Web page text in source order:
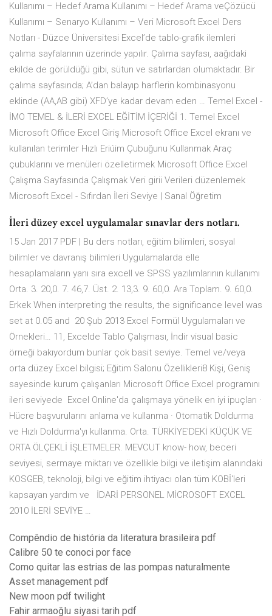
Kullanımı – Hedef Arama Kullanımı – Hedef Arama veÇözücü
Kullanımı – Senaryo Kullanımı – Veri Microsoft Excel Ders
Notları - Düzce Üniversitesi Excel’de tablo-grafik ilemleri
çalıma sayfalarının üzerinde yapılır. Çalıma sayfası, aağıdaki
ekilde de görüldüğü gibi, sütun ve satırlardan olumaktadır. Bir
çalıma sayfasında; A’dan balayıp harflerin kombinasyonu
eklinde (AA,AB gibi) XFD’ye kadar devam eden … Temel Excel -
İMO TEMEL & İLERİ EXCEL EĞİTİM İÇERİĞİ 1. Temel Excel
Microsoft Office Excel Giriş Microsoft Office Excel ekranı ve
kullanılan terimler Hızlı Eriúim Çubuğunu Kullanmak Araç
çubuklarını ve menüleri özelletirmek Microsoft Office Excel
Çalışma Sayfasında Çalışmak Veri girii Verileri düzenlemek
Microsoft Excel - Sıfırdan İleri Seviye | Sanal Öğretim
İleri düzey excel uygulamalar sınavlar ders notları.
15 Jan 2017 PDF | Bu ders notları, eğitim bilimleri, sosyal
bilimler ve davranış bilimleri Uygulamalarda elle
hesaplamaların yanı sıra excell ve SPSS yazılımlarının kullanımı
Orta. 3. 20,0. 7. 46,7. Üst. 2. 13,3. 9. 60,0. Ara Toplam. 9. 60,0.
Erkek When interpreting the results, the significance level was
set at 0.05 and 20 Şub 2013 Excel Formül Uygulamaları ve
Örnekleri… 11, Excelde Tablo Çalışması, İndir visual basic
örneği bakıyordum bunlar çok basit seviye. Temel ve/veya
orta düzey Excel bilgisi; Eğitim Salonu Özellikleri8 Kişi, Geniş
sayesinde kurum çalışanları Microsoft Office Excel programını
ileri seviyede Excel Online'da çalışmaya yönelik en iyi ipuçları ·
Hücre başvurularını anlama ve kullanma · Otomatik Doldurma
ve Hızlı Doldurma'yı kullanma. Orta. TÜRKİYE'DEKİ KÜÇÜK VE
ORTA ÖLÇEKLİ İŞLETMELER. MEVCUT know- how, beceri
seviyesi, sermaye miktarı ve özellikle bilgi ve iletişim alanındaki
KOSGEB, teknoloji, bilgi ve eğitim ihtiyacı olan tüm KOBİ'leri
kapsayan yardım ve İDARİ PERSONEL MİCROSOFT EXCEL
2010 İLERİ SEVİYE …
Compêndio de história da literatura brasileira pdf
Calibre 50 te conoci por face
Como quitar las estrias de las pompas naturalmente
Asset management pdf
New moon pdf twilight
Fahir armaoğlu siyasi tarih pdf